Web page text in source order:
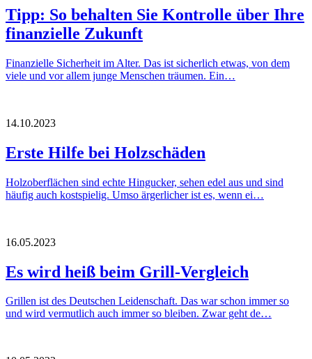
Tipp: So behalten Sie Kontrolle über Ihre
finanzielle Zukunft
Finanzielle Sicherheit im Alter. Das ist sicherlich etwas, von dem
viele und vor allem junge Menschen träumen. Ein…
14.10.2023
Erste Hilfe bei Holzschäden
Holzoberflächen sind echte Hingucker, sehen edel aus und sind
häufig auch kostspielig. Umso ärgerlicher ist es, wenn ei…
16.05.2023
Es wird heiß beim Grill-Vergleich
Grillen ist des Deutschen Leidenschaft. Das war schon immer so
und wird vermutlich auch immer so bleiben. Zwar geht de…